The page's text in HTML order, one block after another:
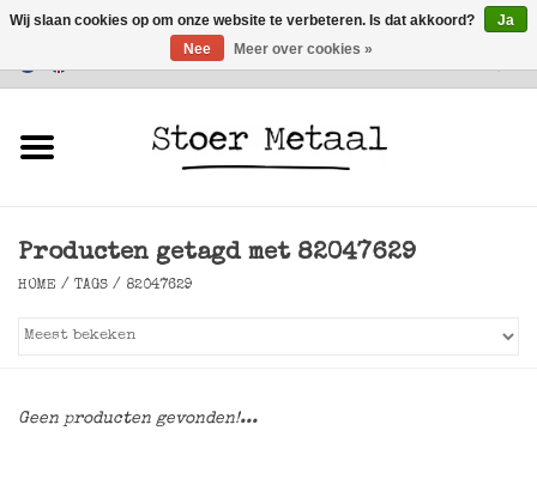
Klantenservice
Verlichting
Producten getagd met 82047629
HOME / TAGS / 82047629
Geen producten gevonden!...
Wij slaan cookies op om onze website te verbeteren. Is dat akkoord?
Ja
Nee
Meer over cookies »